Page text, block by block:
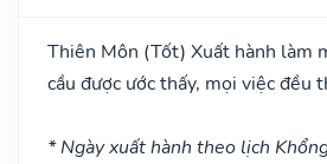
Thiên Môn (Tốt) Xuất hành làm
cầu được ước thấy, mọi việc đều
* Ngày xuất hành theo lịch